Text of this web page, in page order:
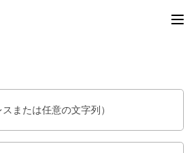
または任意の文字列）